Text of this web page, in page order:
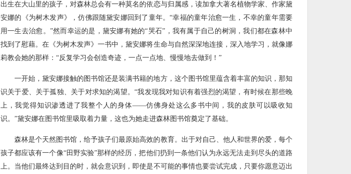
出生在大山里的孩子，对森林总会有一种莫名的依恋与归属感，读加拿大著名植物学家、作家黛
安娜的《为树木发声》，仿佛跟随黛安娜回到了童年。“幸福的童年治愈一生，不幸的童年需要
用一生去治愈。”然而幸运的是，黛安娜有她的“哭石”，我有属于自己的树洞，我们都在森林中
找到了慰藉。在《为树木发声》一书中，黛安娜将生命与自然深深地连接，深入地学习，就像娜
莉教会她的那样：“反复学习会创造奇迹，一点一点地、慢慢地去做到！”
一开始，黛安娜接触的图书馆还是装满书籍的地方，这个图书馆里蕴含着丰富的知识，那知
识关于爱、关于孤独、关于对求知的渴望。“我发现我对知识有着强烈的渴望，有时候在那些晚
上，我觉得知识渗透进了我整个人的身体——仿佛身处这么多书中间，我的皮肤可以吸收知
识。”黛安娜在图书馆里吸取着力量，这也为她走进森林图书馆奠定了基础。
森林是个天然图书馆，给予孩子们最原始高效的教育。出于对自己、他人和世界的爱，每个
孩子都应该有一个像“田野实验”那样的经历，把他们扔到一条他们认为永远无法走到尽头的道路
上。当他们最终达到目的时，就会意识到，即使是不可能的事情也要尝试完成，只要你愿意迈出